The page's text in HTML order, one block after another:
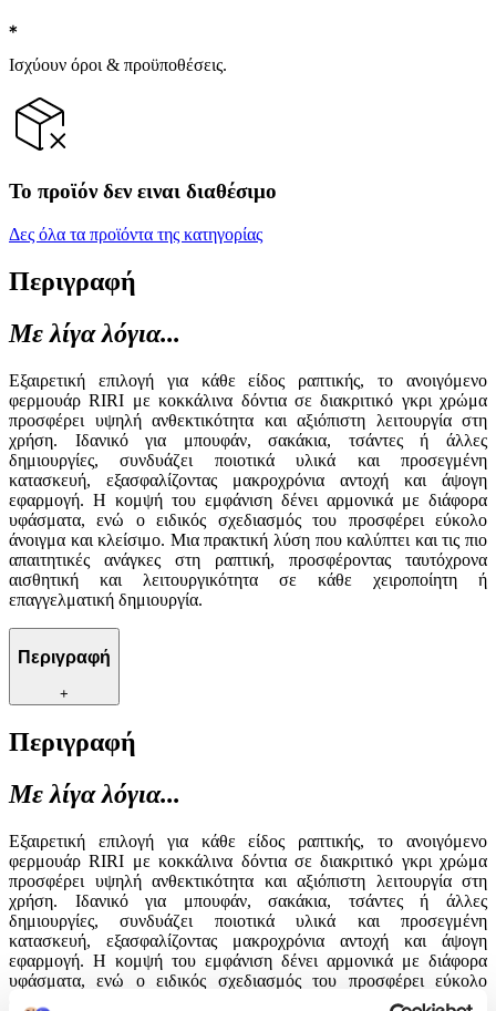
Ισχύουν όροι & προϋποθέσεις.
Το προϊόν δεν ειναι διαθέσιμο
Δες όλα τα προϊόντα της κατηγορίας
Περιγραφή
Με λίγα λόγια...
Εξαιρετική επιλογή για κάθε είδος ραπτικής, το ανοιγόμενο
φερμουάρ RIRI με κοκκάλινα δόντια σε διακριτικό γκρι χρώμα
προσφέρει υψηλή ανθεκτικότητα και αξιόπιστη λειτουργία στη
χρήση. Ιδανικό για μπουφάν, σακάκια, τσάντες ή άλλες
δημιουργίες, συνδυάζει ποιοτικά υλικά και προσεγμένη
κατασκευή, εξασφαλίζοντας μακροχρόνια αντοχή και άψογη
εφαρμογή. Η κομψή του εμφάνιση δένει αρμονικά με διάφορα
υφάσματα, ενώ ο ειδικός σχεδιασμός του προσφέρει εύκολο
άνοιγμα και κλείσιμο. Μια πρακτική λύση που καλύπτει και τις πιο
απαιτητικές ανάγκες στη ραπτική, προσφέροντας ταυτόχρονα
αισθητική και λειτουργικότητα σε κάθε χειροποίητη ή
επαγγελματική δημιουργία.
Περιγραφή
+
Περιγραφή
Με λίγα λόγια...
Εξαιρετική επιλογή για κάθε είδος ραπτικής, το ανοιγόμενο
φερμουάρ RIRI με κοκκάλινα δόντια σε διακριτικό γκρι χρώμα
προσφέρει υψηλή ανθεκτικότητα και αξιόπιστη λειτουργία στη
χρήση. Ιδανικό για μπουφάν, σακάκια, τσάντες ή άλλες
δημιουργίες, συνδυάζει ποιοτικά υλικά και προσεγμένη
κατασκευή, εξασφαλίζοντας μακροχρόνια αντοχή και άψογη
εφαρμογή. Η κομψή του εμφάνιση δένει αρμονικά με διάφορα
υφάσματα, ενώ ο ειδικός σχεδιασμός του προσφέρει εύκολο
άνοιγμα και κλείσιμο. Μια πρακτική λύση που καλύπτει και τις πιο